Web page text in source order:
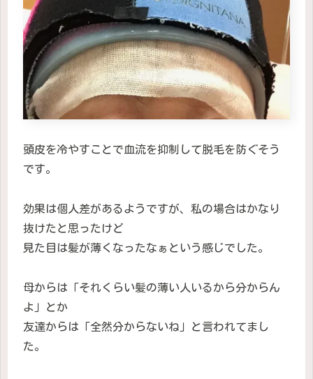
頭皮を冷やすことで血流を抑制して脱毛を防ぐそう
です。
効果は個人差があるようですが、私の場合はかなり
抜けたと思ったけど
見た目は髪が薄くなったなぁという感じでした。
母からは「それくらい髪の薄い人いるから分からん
よ」とか
友達からは「全然分からないね」と言われてまし
た。